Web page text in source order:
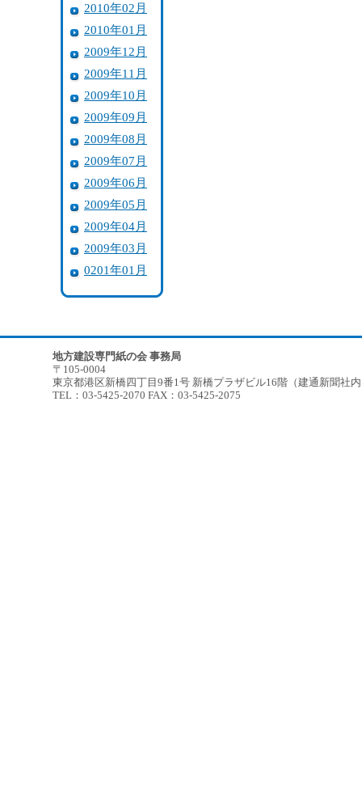
2010年02月
2010年01月
2009年12月
2009年11月
2009年10月
2009年09月
2009年08月
2009年07月
2009年06月
2009年05月
2009年04月
2009年03月
0201年01月
地方建設専門紙の会 事務局
〒105-0004
東京都港区新橋四丁目9番1号 新橋プラザビル16階（建通新聞社
TEL：03-5425-2070 FAX：03-5425-2075